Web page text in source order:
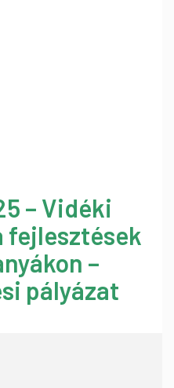
– Vidéki
–
pályázat